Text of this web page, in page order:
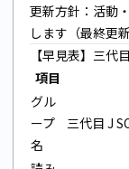
更新方針：活動
します（最終更
【早見表】三代
項目
グル
ープ
名
三代目 J